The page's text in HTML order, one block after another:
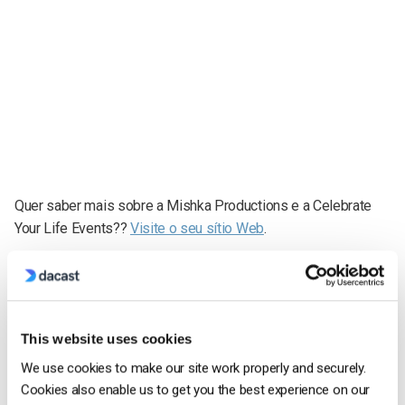
This website uses cookies
We use cookies to make our site work properly and securely.
Cookies also enable us to get you the best experience on our
Quer saber mais sobre a Mishka Productions e a Celebrate
Your Life Events?? Visite o seu sítio Web.
Anthony Romero
Anthony was product marketing manager
at Dacast for 5 years. He loves the video
streaming industry and is now working